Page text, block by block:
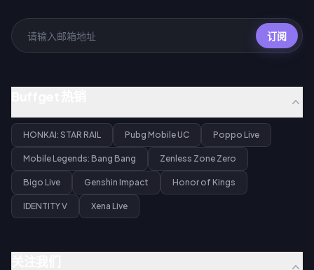
订阅
HONKAI: STAR RAIL Pubg Mobile UC Poppo Live
Mobile Legends: Bang Bang Zenless Zone Zero
Bigo Live Genshin Impact Honor of Kings
IDENTITY V Xena Live